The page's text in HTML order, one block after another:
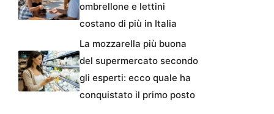
ombrellone e lettini
costano di più in Italia
La mozzarella più buona
del supermercato secondo
gli esperti: ecco quale ha
conquistato il primo posto